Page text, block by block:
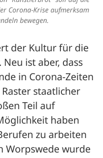
Corona-Krise aufmerksam
bewegen.
der Kultur für die
ist aber, dass
in Corona-Zeiten
staatlicher
Teil auf
haben
zu arbeiten
Worpswede wurde